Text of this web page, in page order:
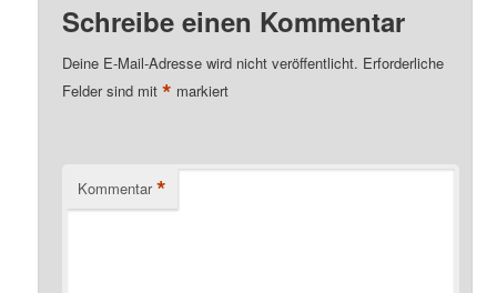
Schreibe einen Kommentar
Deine E-Mail-Adresse wird nicht veröffentlicht. Erforderliche
Felder sind mit* markiert
Kommentar *